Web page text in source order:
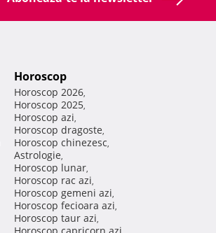
Horoscop
Horoscop 2026,
Horoscop 2025,
Horoscop azi,
Horoscop dragoste,
Horoscop chinezesc,
Astrologie,
Horoscop lunar,
Horoscop rac azi,
Horoscop gemeni azi,
Horoscop fecioara azi,
Horoscop taur azi,